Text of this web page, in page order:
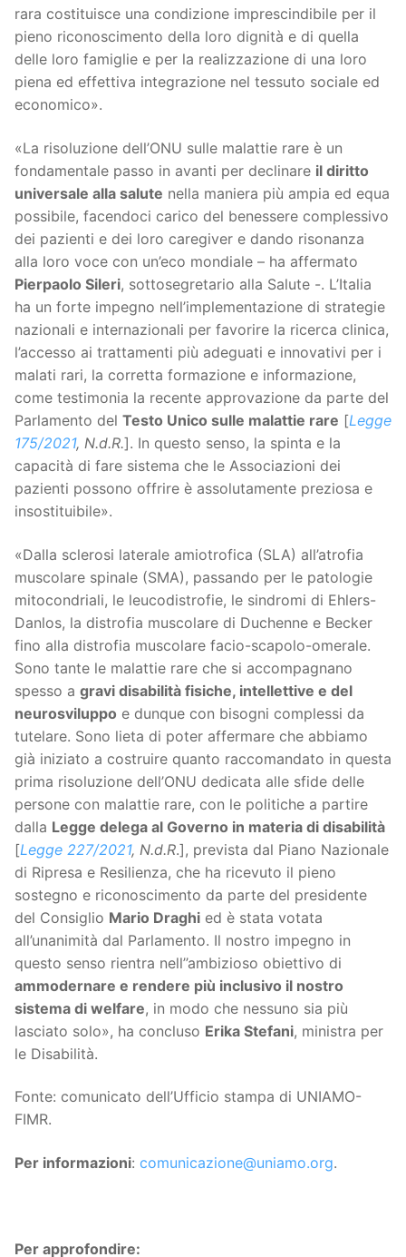
rara costituisce una condizione imprescindibile per il
pieno riconoscimento della loro dignità e di quella
delle loro famiglie e per la realizzazione di una loro
piena ed effettiva integrazione nel tessuto sociale ed
economico».
«La risoluzione dell’ONU sulle malattie rare è un
fondamentale passo in avanti per declinare il diritto
universale alla salute nella maniera più ampia ed equa
possibile, facendoci carico del benessere complessivo
dei pazienti e dei loro caregiver e dando risonanza
alla loro voce con un’eco mondiale – ha affermato
Pierpaolo Sileri, sottosegretario alla Salute -. L’Italia
ha un forte impegno nell’implementazione di strategie
nazionali e internazionali per favorire la ricerca clinica,
l’accesso ai trattamenti più adeguati e innovativi per i
malati rari, la corretta formazione e informazione,
come testimonia la recente approvazione da parte del
Parlamento del Testo Unico sulle malattie rare [Legge
175/2021, N.d.R.]. In questo senso, la spinta e la
capacità di fare sistema che le Associazioni dei
pazienti possono offrire è assolutamente preziosa e
insostituibile».
«Dalla sclerosi laterale amiotrofica (SLA) all’atrofia
muscolare spinale (SMA), passando per le patologie
mitocondriali, le leucodistrofie, le sindromi di Ehlers-
Danlos, la distrofia muscolare di Duchenne e Becker
fino alla distrofia muscolare facio-scapolo-omerale.
Sono tante le malattie rare che si accompagnano
spesso a gravi disabilità fisiche, intellettive e del
neurosviluppo e dunque con bisogni complessi da
tutelare. Sono lieta di poter affermare che abbiamo
già iniziato a costruire quanto raccomandato in questa
prima risoluzione dell’ONU dedicata alle sfide delle
persone con malattie rare, con le politiche a partire
dalla Legge delega al Governo in materia di disabilità
[Legge 227/2021, N.d.R.], prevista dal Piano Nazionale
di Ripresa e Resilienza, che ha ricevuto il pieno
sostegno e riconoscimento da parte del presidente
del Consiglio Mario Draghi ed è stata votata
all’unanimità dal Parlamento. Il nostro impegno in
questo senso rientra nell’’ambizioso obiettivo di
ammodernare e rendere più inclusivo il nostro
sistema di welfare, in modo che nessuno sia più
lasciato solo», ha concluso Erika Stefani, ministra per
le Disabilità.
Fonte: comunicato dell’Ufficio stampa di UNIAMO-
FIMR.
Per informazioni: comunicazione@uniamo.org.
Per approfondire: